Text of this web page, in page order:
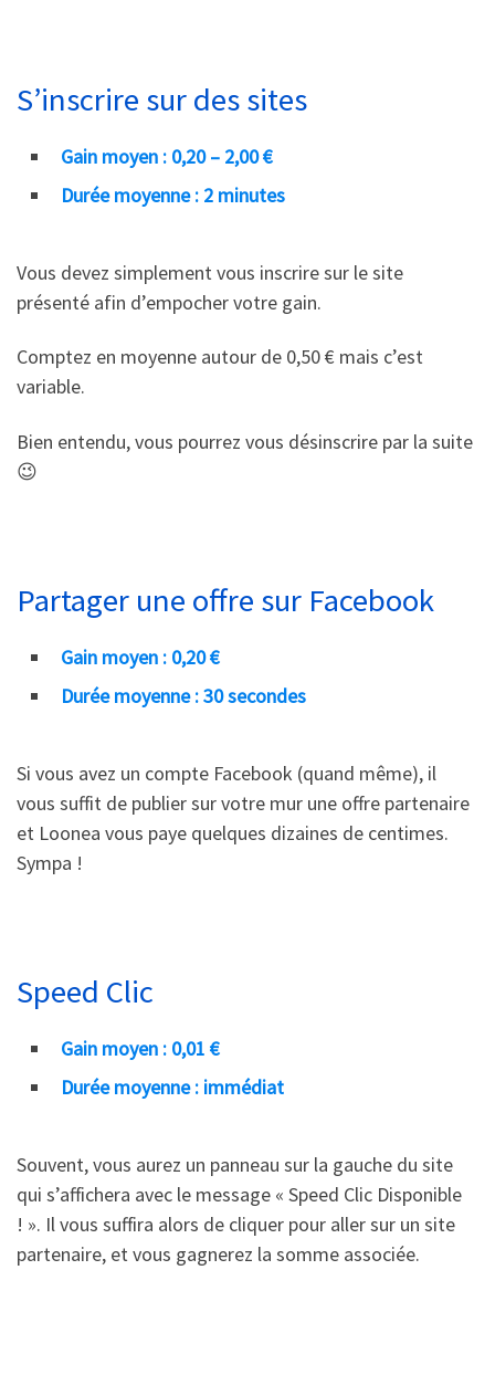
S’inscrire sur des sites
Gain moyen : 0,20 – 2,00 €
Durée moyenne : 2 minutes
Vous devez simplement vous inscrire sur le site
présenté afin d’empocher votre gain.
Comptez en moyenne autour de 0,50 € mais c’est
variable.
Bien entendu, vous pourrez vous désinscrire par la suite
😉
Partager une offre sur Facebook
Gain moyen : 0,20 €
Durée moyenne : 30 secondes
Si vous avez un compte Facebook (quand même), il
vous suffit de publier sur votre mur une offre partenaire
et Loonea vous paye quelques dizaines de centimes.
Sympa !
Speed Clic
Gain moyen : 0,01 €
Durée moyenne : immédiat
Souvent, vous aurez un panneau sur la gauche du site
qui s’affichera avec le message « Speed Clic Disponible
! ». Il vous suffira alors de cliquer pour aller sur un site
partenaire, et vous gagnerez la somme associée.